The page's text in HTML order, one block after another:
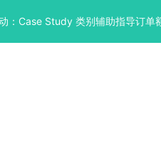
：Case Study 类别辅助指导订